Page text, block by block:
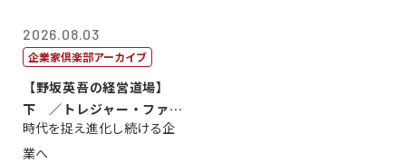
2026.08.03
企業家倶楽部アーカイブ
【野坂英吾の経営道場】
下 ／トレジャー・ファク
トリー社長野坂...
時代を捉え進化し続ける企
業へ